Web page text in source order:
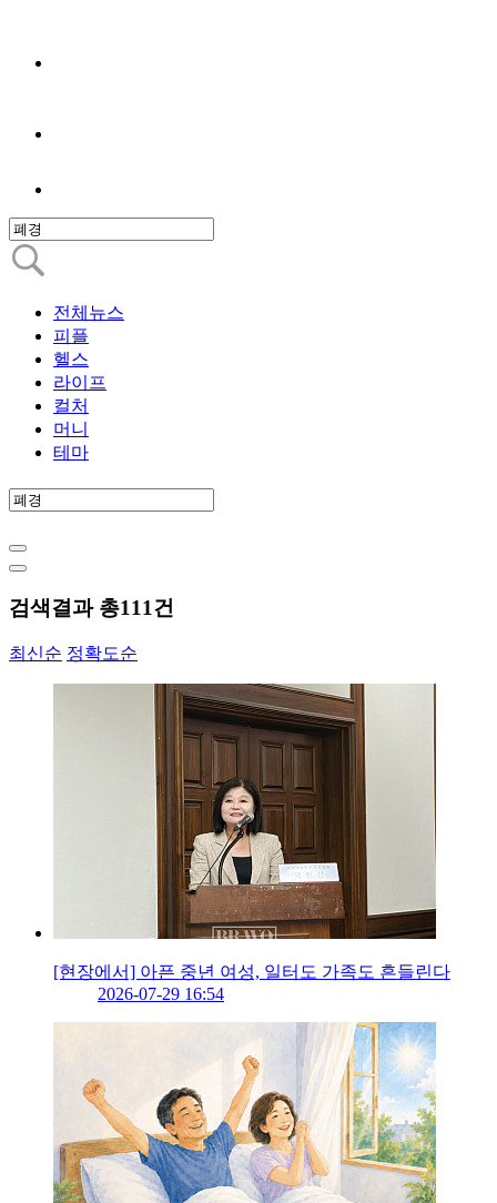
전체뉴스
피플
헬스
라이프
컬처
머니
테마
검색결과 총111건
최신순 정확도순
[현장에서] 아픈 중년 여성, 일터도 가족도 흔들린다
2026-07-29 16:54